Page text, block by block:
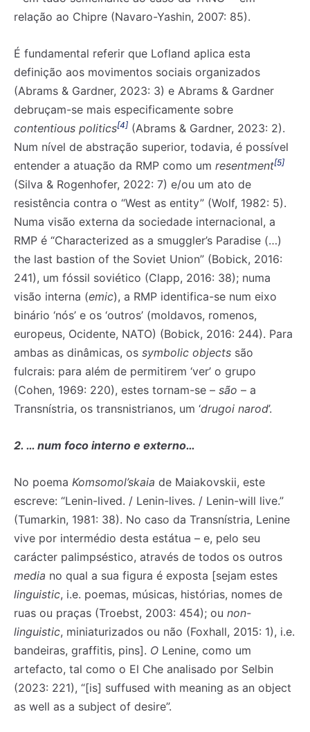
relação ao Chipre (Navaro-Yashin, 2007: 85).
É fundamental referir que Lofland aplica esta
definição aos movimentos sociais organizados
(Abrams & Gardner, 2023: 3) e Abrams & Gardner
debruçam-se mais especificamente sobre
contentious politics[4] (Abrams & Gardner, 2023: 2).
Num nível de abstração superior, todavia, é possível
entender a atuação da RMP como um resentment[5]
(Silva & Rogenhofer, 2022: 7) e/ou um ato de
resistência contra o “West as entity” (Wolf, 1982: 5).
Numa visão externa da sociedade internacional, a
RMP é “Characterized as a smuggler’s Paradise (…)
the last bastion of the Soviet Union” (Bobick, 2016:
241), um fóssil soviético (Clapp, 2016: 38); numa
visão interna (emic), a RMP identifica-se num eixo
binário ‘nós’ e os ‘outros’ (moldavos, romenos,
europeus, Ocidente, NATO) (Bobick, 2016: 244). Para
ambas as dinâmicas, os symbolic objects são
fulcrais: para além de permitirem ‘ver’ o grupo
(Cohen, 1969: 220), estes tornam-se – são – a
Transnístria, os transnistrianos, um ‘drugoi narod’.
2. … num foco interno e externo…
No poema Komsomol’skaia de Maiakovskii, este
escreve: “Lenin-lived. / Lenin-lives. / Lenin-will live.”
(Tumarkin, 1981: 38). No caso da Transnístria, Lenine
vive por intermédio desta estátua – e, pelo seu
carácter palimpséstico, através de todos os outros
media no qual a sua figura é exposta [sejam estes
linguistic, i.e. poemas, músicas, histórias, nomes de
ruas ou praças (Troebst, 2003: 454); ou non-
linguistic, miniaturizados ou não (Foxhall, 2015: 1), i.e.
bandeiras, graffitis, pins]. O Lenine, como um
artefacto, tal como o El Che analisado por Selbin
(2023: 221), “[is] suffused with meaning as an object
as well as a subject of desire”.